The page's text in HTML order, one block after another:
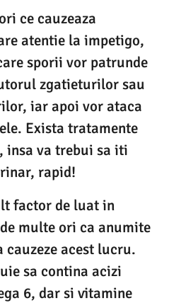
ce cauzeaza
atentie la impetigo,
sporii vor patrunde
zgatieturilor sau
iar apoi vor ataca
Exista tratamente
insa va trebui sa iti
rapid!
factor de luat in
multe ori ca anumite
acest lucru.
sa contina acizi
6, dar si vitamine